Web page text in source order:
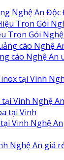
Nghệ An Độc
Trọn Gói
cáo Nghệ An
tại Vinh
Vinh Nghệ An
Vinh Nghệ An
Nghệ An giá